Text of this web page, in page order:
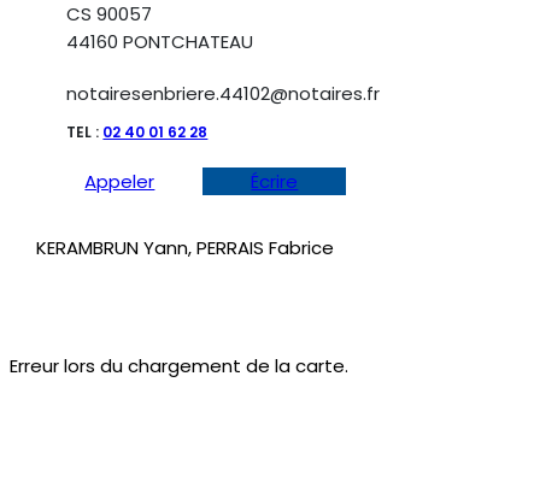
Erreur lors du chargement de la carte.
CS 90057
44160 PONTCHATEAU
notairesenbriere.44102@notaires.fr
TEL : 02 40 01 62 28
Appeler Écrire
KERAMBRUN Yann, PERRAIS Fabrice